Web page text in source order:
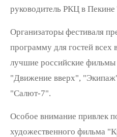
руководитель РКЦ в
Организаторы фестиваля
программу для гостей всех
лучшие российские фильмы
"Движение вверх",
"Салют-7".
Особое внимание привлек
художественного фильма